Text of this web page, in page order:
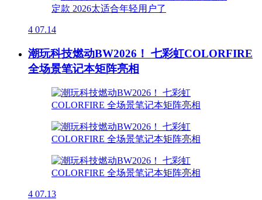
4 07.14
潮玩科技燃动BW2026！ 七彩虹COLORFIRE
全场景笔记本矩阵亮相
4 07.13